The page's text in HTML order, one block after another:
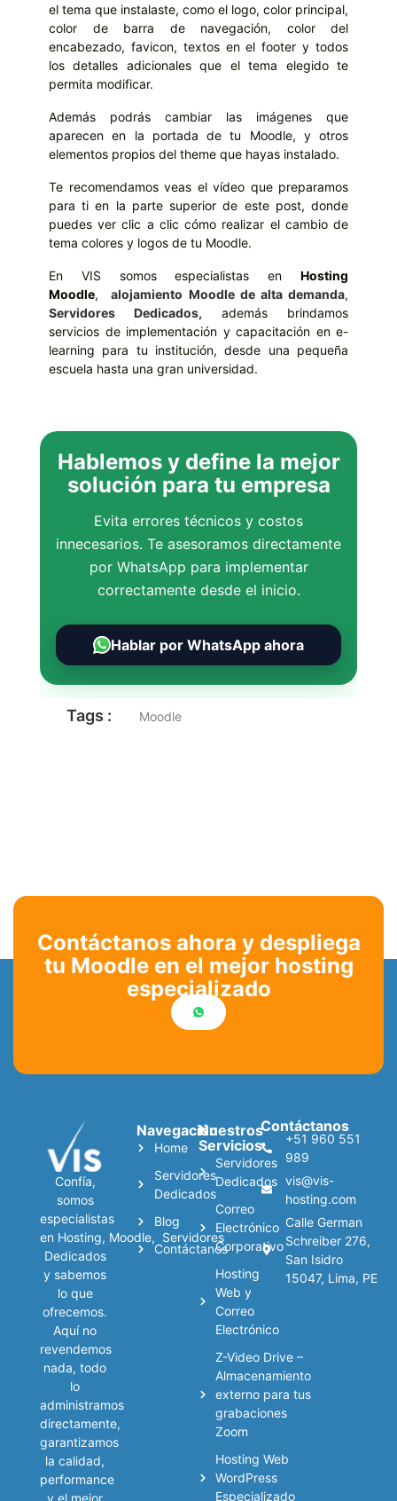
el tema que instalaste, como el logo, color principal,
color de barra de navegación, color del
encabezado, favicon, textos en el footer y todos
los detalles adicionales que el tema elegido te
permita modificar.
Además podrás cambiar las imágenes que
aparecen en la portada de tu Moodle, y otros
elementos propios del theme que hayas instalado.
Te recomendamos veas el vídeo que preparamos
para ti en la parte superior de este post, donde
puedes ver clic a clic cómo realizar el cambio de
tema colores y logos de tu Moodle.
En VIS somos especialistas en Hosting
Moodle,alojamiento Moodle de alta demanda,
Servidores Dedicados, además brindamos
servicios de implementación y capacitación en e-
learning para tu institución, desde una pequeña
escuela hasta una gran universidad.
Hablemos y define la mejor
solución para tu empresa
Evita errores técnicos y costos
innecesarios. Te asesoramos directamente
por WhatsApp para implementar
correctamente desde el inicio.
Hablar por WhatsApp ahora
Tags : Moodle
Contáctanos ahora y despliega
tu Moodle en el mejor hosting
especializado
Confía,
somos
especialistas
en Hosting, Moodle, Servidores
Dedicados
y sabemos
lo que
ofrecemos.
Aquí no
revendemos
nada, todo
lo
administramos
directamente,
garantizamos
la calidad,
performance
y el mejor
Navegación
Home
Servidores
Dedicados
Blog
Contáctanos
Nuestros
Servicios
Servidores
Dedicados
Correo
Electrónico
Corporativo
Hosting
Web y
Correo
Electrónico
Z-Video Drive –
Almacenamiento
externo para tus
grabaciones
Zoom
Hosting Web
WordPress
Especializado
Contáctanos
+51 960 551
989
vis@vis-
hosting.com
Calle German
Schreiber 276,
San Isidro
15047, Lima, PE